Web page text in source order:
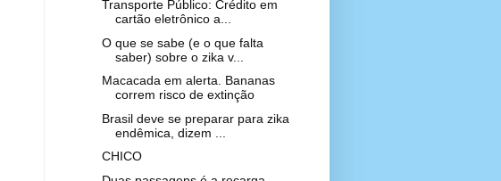
Transporte Público: Crédito em
cartão eletrônico a...
O que se sabe (e o que falta
saber) sobre o zika v...
Macacada em alerta. Bananas
correm risco de extinção
Brasil deve se preparar para zika
endêmica, dizem ...
CHICO